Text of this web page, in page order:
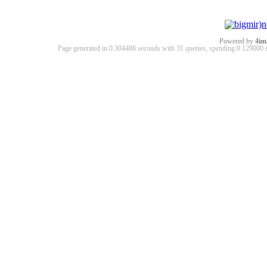
Powered by
Page generated in 0.304486 seconds with 31 queries, spending